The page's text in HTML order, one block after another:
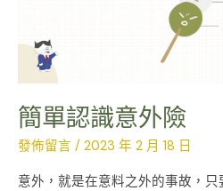
簡單認識意外險
發佈留言 / 2023 年 2 月 18 日
意外，就是在意料之外的事故，